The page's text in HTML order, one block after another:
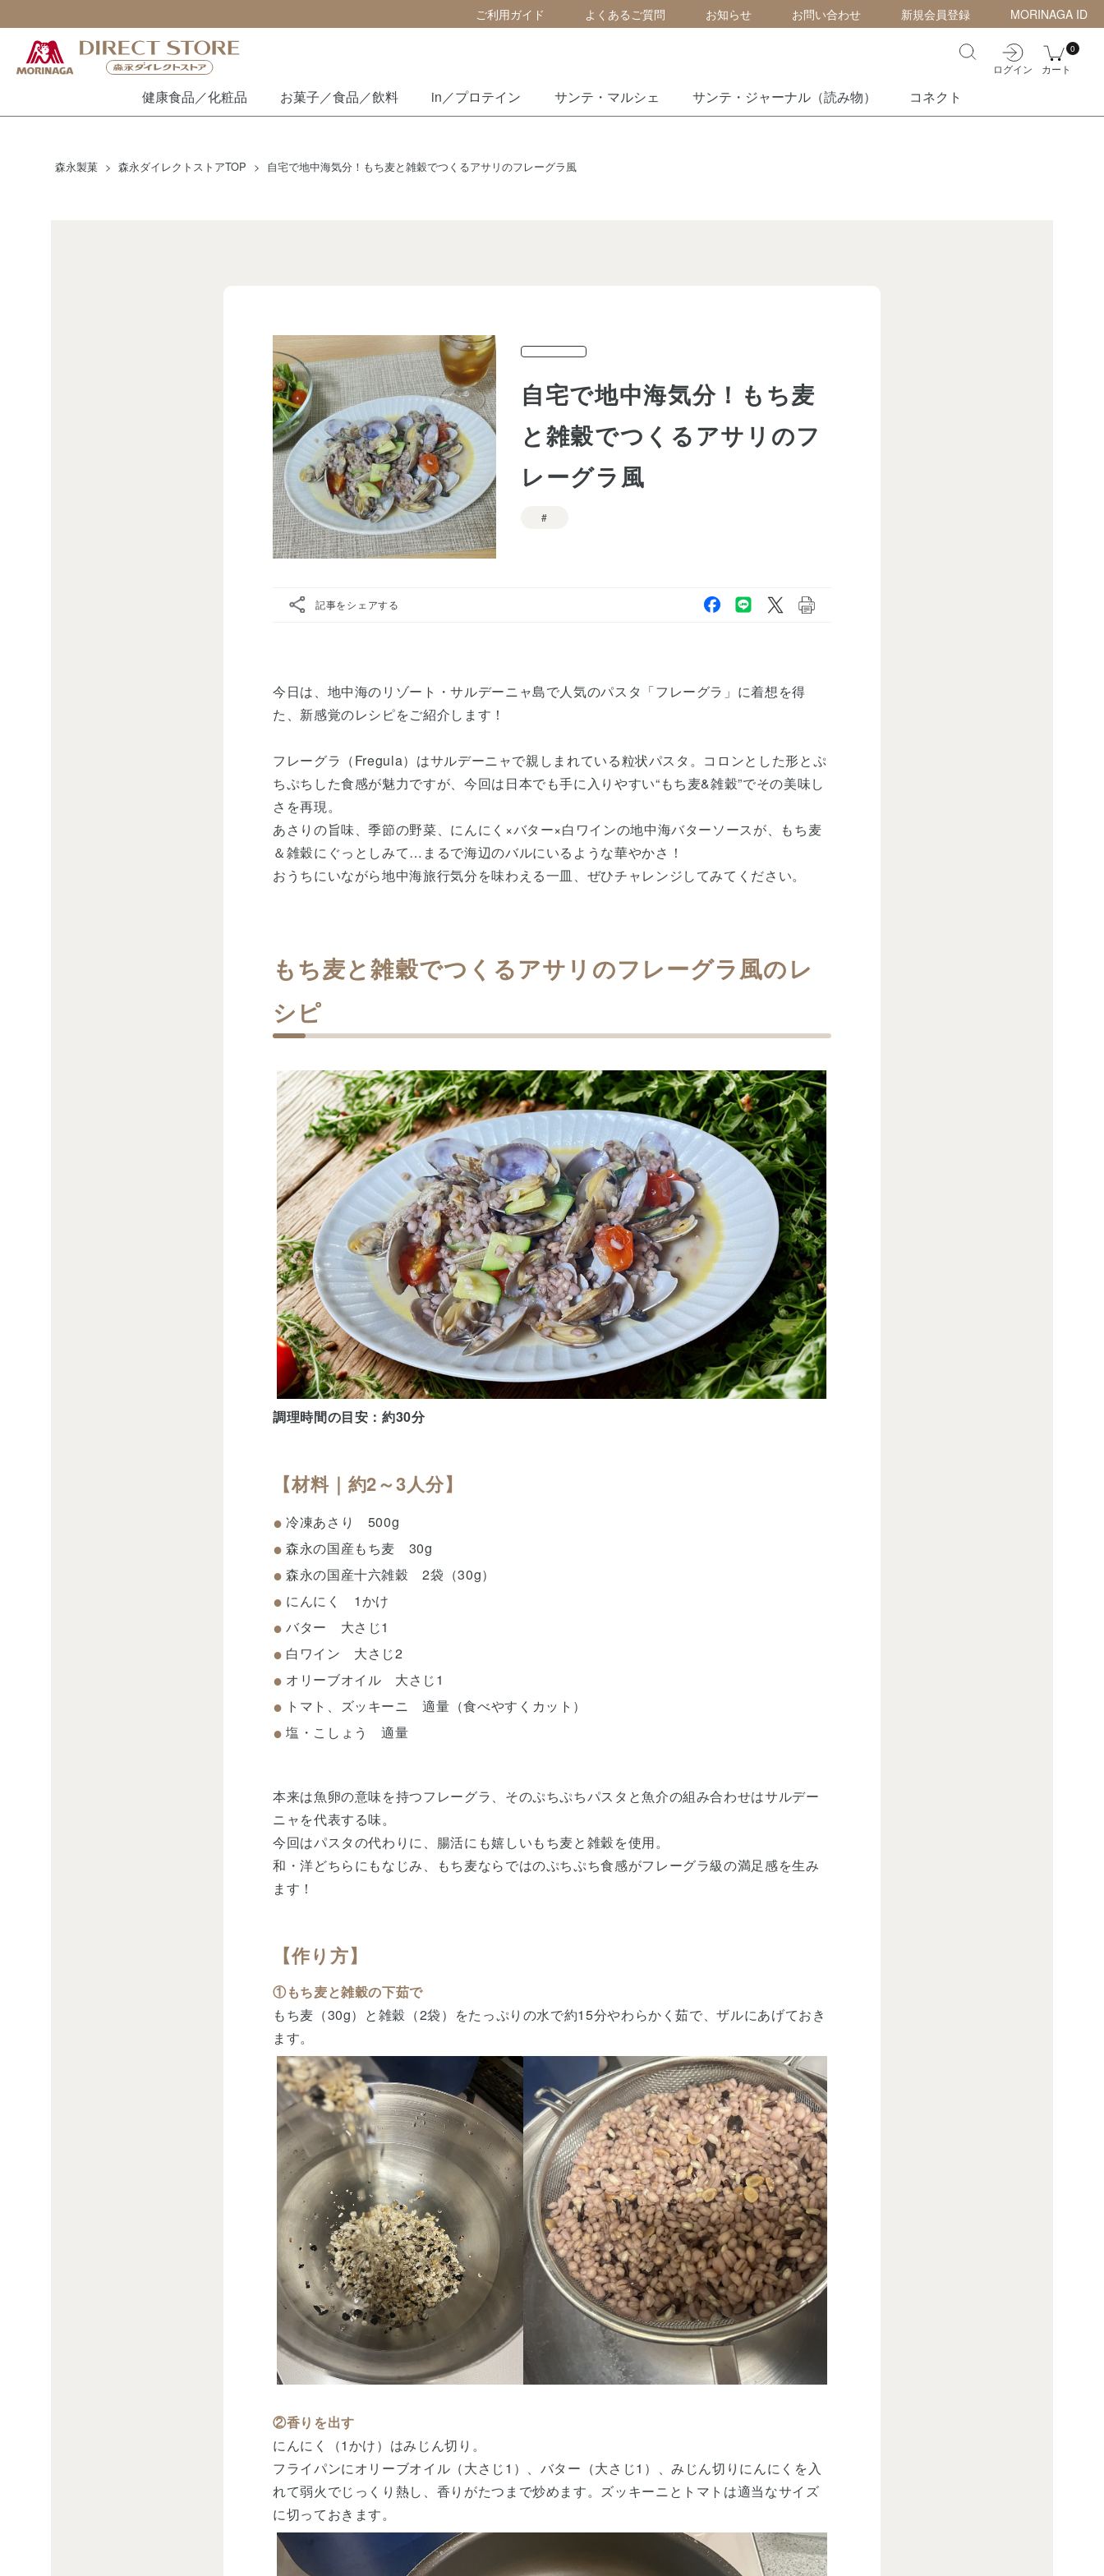
ご利用ガイド よくあるご質問 お知らせ お問い合わせ 新規会員登録 MORINAGA ID
ログイン
0
カート
健康食品／化粧品 お菓子／食品／飲料 in／プロテイン サンテ・マルシェ サンテ・ジャーナル（読み物） コネクト
森永製菓 森永ダイレクトストアTOP 自宅で地中海気分！もち麦と雑穀でつくるアサリのフレーグラ風
自宅で地中海気分！もち麦
と雑穀でつくるアサリのフ
レーグラ風
記事をシェアする
今日は、地中海のリゾート・サルデーニャ島で人気のパスタ「フレーグラ」に着想を得
た、新感覚のレシピをご紹介します！
フレーグラ（Fregula）はサルデーニャで親しまれている粒状パスタ。コロンとした形とぷ
ちぷちした食感が魅力ですが、今回は日本でも手に入りやすい“もち麦&雑穀”でその美味し
さを再現。
あさりの旨味、季節の野菜、にんにく×バター×白ワインの地中海バターソースが、もち麦
＆雑穀にぐっとしみて…まるで海辺のバルにいるような華やかさ！
おうちにいながら地中海旅行気分を味わえる一皿、ぜひチャレンジしてみてください。
もち麦と雑穀でつくるアサリのフレーグラ風のレ
シピ
調理時間の目安：約30分
【材料｜約2～3人分】
冷凍あさり 500g
森永の国産もち麦 30g
森永の国産十六雑穀 2袋（30g）
にんにく 1かけ
バター 大さじ1
白ワイン 大さじ2
オリーブオイル 大さじ1
トマト、ズッキーニ 適量（食べやすくカット）
塩・こしょう 適量
本来は魚卵の意味を持つフレーグラ、そのぷちぷちパスタと魚介の組み合わせはサルデー
ニャを代表する味。
今回はパスタの代わりに、腸活にも嬉しいもち麦と雑穀を使用。
和・洋どちらにもなじみ、もち麦ならではのぷちぷち食感がフレーグラ級の満足感を生み
ます！
【作り方】
①もち麦と雑穀の下茹で
もち麦（30g）と雑穀（2袋）をたっぷりの水で約15分やわらかく茹で、ザルにあげておき
ます。
②香りを出す
にんにく（1かけ）はみじん切り。
フライパンにオリーブオイル（大さじ1）、バター（大さじ1）、みじん切りにんにくを入
れて弱火でじっくり熱し、香りがたつまで炒めます。ズッキーニとトマトは適当なサイズ
に切っておきます。